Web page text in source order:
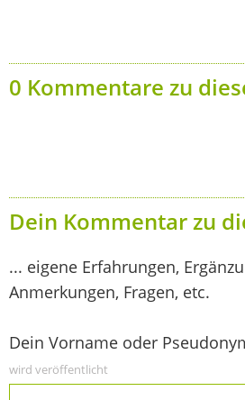
0 Kommentare zu
Dein Kommentar zu
... eigene Erfahrungen,
Anmerkungen, Fragen, etc.
Dein Vorname oder
wird veröffentlicht